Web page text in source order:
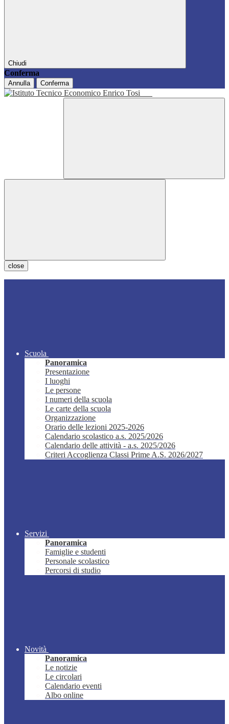
Chiudi
Conferma
Annulla Conferma
close
Scuola
Panoramica
Presentazione
I luoghi
Le persone
I numeri della scuola
Le carte della scuola
Organizzazione
Orario delle lezioni 2025-2026
Calendario scolastico a.s. 2025/2026
Calendario delle attività - a.s. 2025/2026
Criteri Accoglienza Classi Prime A.S. 2026/2027
Servizi
Panoramica
Famiglie e studenti
Personale scolastico
Percorsi di studio
Novità
Panoramica
Le notizie
Le circolari
Calendario eventi
Albo online